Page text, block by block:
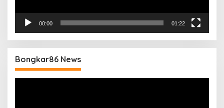
00:00 01:22
Bongkar86 News